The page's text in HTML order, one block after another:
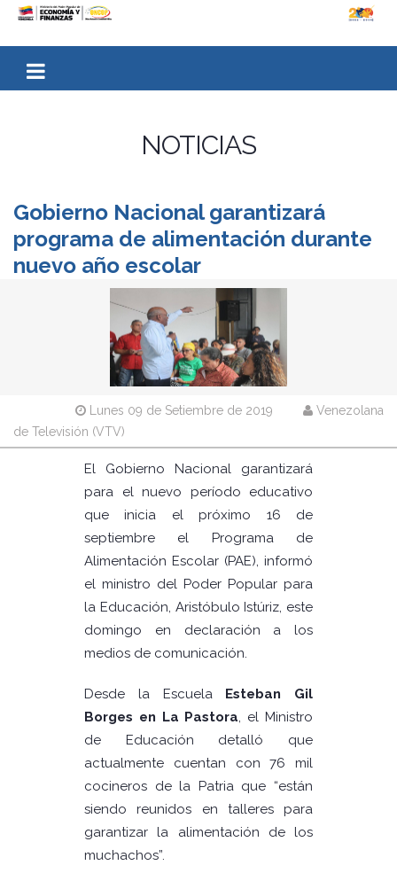
NOTICIAS
Gobierno Nacional garantizará
programa de alimentación durante
nuevo año escolar
Lunes 09 de Setiembre de 2019
Venezolana
de Televisión (VTV)
El Gobierno Nacional garantizará
para el nuevo período educativo
que inicia el próximo 16 de
septiembre el Programa de
Alimentación Escolar (PAE), informó
el ministro del Poder Popular para
la Educación, Aristóbulo Istúriz, este
domingo en declaración a los
medios de comunicación.
Desde la Escuela Esteban Gil
Borges en La Pastora, el Ministro
de Educación detalló que
actualmente cuentan con 76 mil
cocineros de la Patria que “están
siendo reunidos en talleres para
garantizar la alimentación de los
muchachos”.